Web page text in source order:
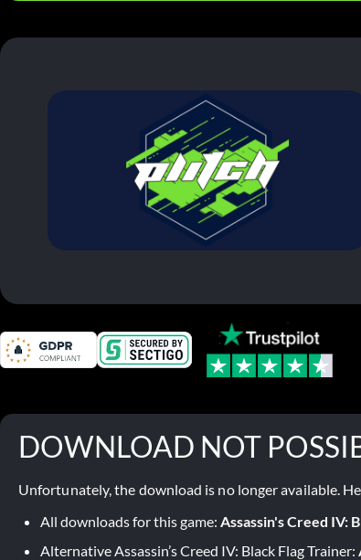
DOWNLOAD NOT
Unfortunately, the download is no longer available.
All downloads for this game: Assassin's Creed IV:
Alternative Assassin’s Creed IV: Black Flag Trainer: